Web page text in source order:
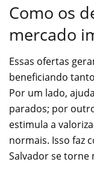
Como os
mercado
Essas ofertas
beneficiando
Por um lado,
parados; por
estimula a
normais. Isso faz
Salvador se torne